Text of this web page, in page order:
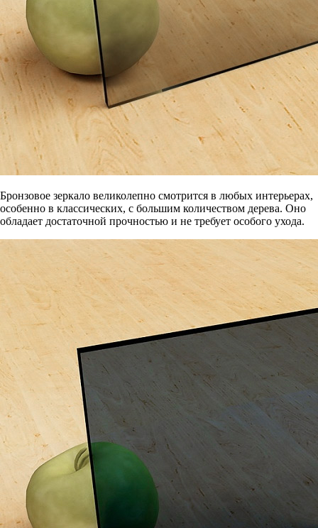
Бронзовое зеркало великолепно смотрится в любых интерьерах,
особенно в классических, с большим количеством дерева. Оно
обладает достаточной прочностью и не требует особого ухода.